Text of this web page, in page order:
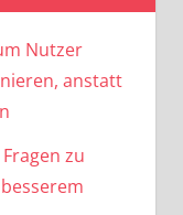
Nutzer
anstatt
zu